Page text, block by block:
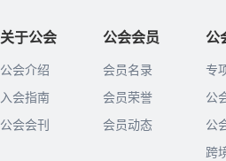
关于公会
公会介绍
入会指南
公会会刊
公会会员
会员名录
会员荣誉
会员动态
公
专
公
公
跨